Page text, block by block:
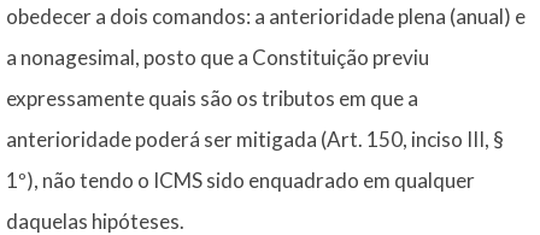
obedecer a dois comandos: a anterioridade plena (anual) e
a nonagesimal, posto que a Constituição previu
expressamente quais são os tributos em que a
anterioridade poderá ser mitigada (Art. 150, inciso III, §
1º), não tendo o ICMS sido enquadrado em qualquer
daquelas hipóteses.